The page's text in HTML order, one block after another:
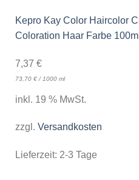
Kepro Kay Color Haircolor
Coloration Haar Farbe
7,37 €
73,70 €/ 1000 ml
inkl. 19 % MwSt.
zzgl. Versandkosten
Lieferzeit: 2-3 Tage